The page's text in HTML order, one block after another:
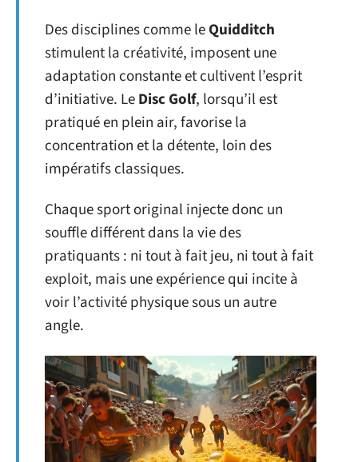
Des disciplines comme leQuidditch
stimulent la créativité, imposent une
adaptation constante et cultivent l’esprit
d’initiative. LeDisc Golf, lorsqu’il est
pratiqué en plein air, favorise la
concentration et la détente, loin des
impératifs classiques.
Chaque sport original injecte donc un
souffle différent dans la vie des
pratiquants : ni tout à fait jeu, ni tout à fait
exploit, mais une expérience qui incite à
voir l’activité physique sous un autre
angle.